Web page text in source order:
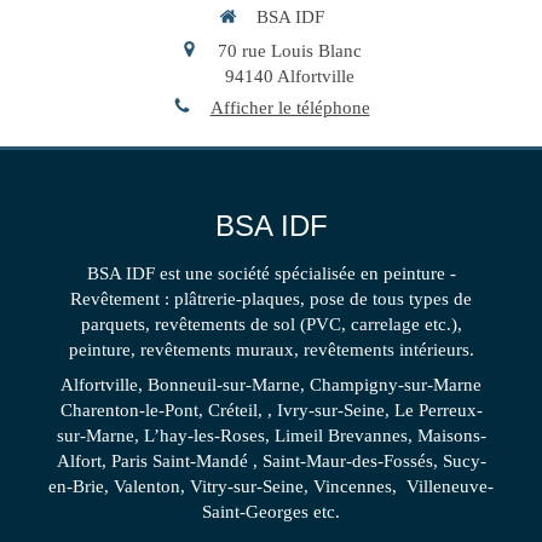
BSA IDF
70 rue Louis Blanc
94140 Alfortville
Afficher le téléphone
BSA IDF
BSA IDF est une société spécialisée en peinture -
Revêtement : plâtrerie-plaques, pose de tous types de
parquets, revêtements de sol (PVC, carrelage etc.),
peinture, revêtements muraux, revêtements intérieurs.
Alfortville, Bonneuil-sur-Marne, Champigny-sur-Marne
Charenton-le-Pont, Créteil, , Ivry-sur-Seine, Le Perreux-
sur-Marne, L’hay-les-Roses, Limeil Brevannes, Maisons-
Alfort, Paris Saint-Mandé , Saint-Maur-des-Fossés, Sucy-
en-Brie, Valenton, Vitry-sur-Seine, Vincennes, Villeneuve-
Saint-Georges etc.